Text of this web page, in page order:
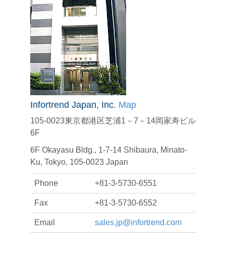
Infortrend Japan, Inc. Map
105-0023東京都港区芝浦1－7－14岡家寿ビル
6F
6F Okayasu Bldg., 1-7-14 Shibaura, Minato-
Ku, Tokyo, 105-0023 Japan
Phone +81-3-5730-6551
Fax +81-3-5730-6552
Email sales.jp@infortrend.com